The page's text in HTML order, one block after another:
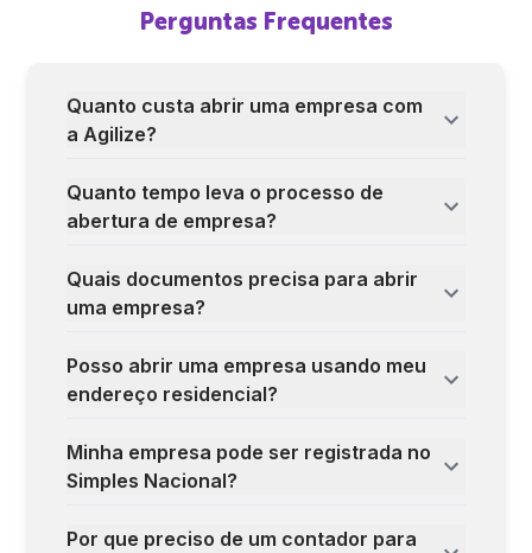
Perguntas Frequentes
Quanto custa abrir uma empresa com
a Agilize?
Quanto tempo leva o processo de
abertura de empresa?
Quais documentos precisa para abrir
uma empresa?
Posso abrir uma empresa usando meu
endereço residencial?
Minha empresa pode ser registrada no
Simples Nacional?
Por que preciso de um contador para